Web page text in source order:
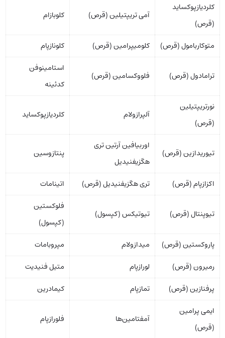
کلردیازپوکساید
(قرص)
آمی تریپتیلین (قرص) کلوبازام
متوکاربامول (قرص) کلومیپرامین (قرص) کلونازپام
ترامادول (قرص) فلووکسامین (قرص)
استامینوفن
کدئینه
نورتریپتیلین
(قرص)
آلپرازولام کلردیازپوکساید
تیوریدازین (قرص)
اوربیافین آرتین تری
هگزیفنیدیل
پنتازوسین
اکزازپام (قرص) تری هگزیفنیدیل (قرص) اتینامات
تیوپنتال (قرص) تیوتیکس (کپسول)
فلوکستین
(کپسول)
پاروکستین (قرص)
میدازولام
مپروبامات
رمیرون (قرص)
لورازپام
متیل فنیدیت
پرفنازین (قرص)
تمازپام
کیمادرین
ایمی پرامین
(قرص)
آمفتامین‌ها فلورازپام